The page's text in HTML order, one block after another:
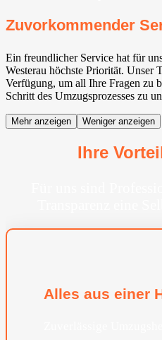
Zuvorkommender
Ein freundlicher Service hat für
Westerau höchste Priorität. Unser
Verfügung, um all Ihre Fragen zu
Schritt des Umzugsprozesses zu
Mehr anzeigen Weniger anzeigen
Ihre
Alles aus einer